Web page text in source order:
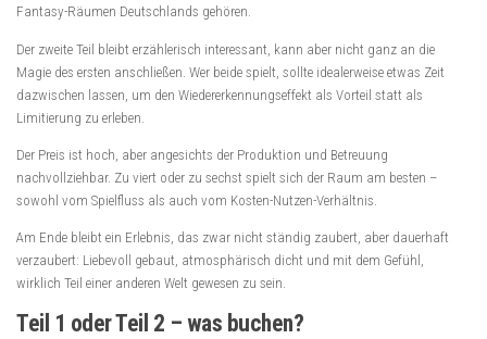
Fantasy-Räumen Deutschlands gehören.
Der zweite Teil bleibt erzählerisch interessant, kann aber nicht ganz an die
Magie des ersten anschließen. Wer beide spielt, sollte idealerweise etwas Zeit
dazwischen lassen, um den Wiedererkennungseffekt als Vorteil statt als
Limitierung zu erleben.
Der Preis ist hoch, aber angesichts der Produktion und Betreuung
nachvollziehbar. Zu viert oder zu sechst spielt sich der Raum am besten –
sowohl vom Spielfluss als auch vom Kosten-Nutzen-Verhältnis.
Am Ende bleibt ein Erlebnis, das zwar nicht ständig zaubert, aber dauerhaft
verzaubert: Liebevoll gebaut, atmosphärisch dicht und mit dem Gefühl,
wirklich Teil einer anderen Welt gewesen zu sein.
Teil 1 oder Teil 2 – was buchen?